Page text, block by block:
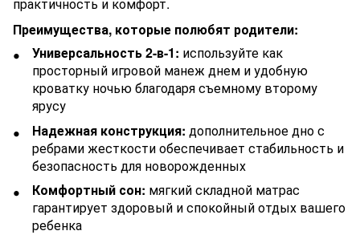
практичность и комфорт.
Преимущества, которые полюбят родители:
Универсальность 2-в-1: используйте как
просторный игровой манеж днем и удобную
кроватку ночью благодаря съемному второму
ярусу
Надежная конструкция: дополнительное дно с
ребрами жесткости обеспечивает стабильность и
безопасность для новорожденных
Комфортный сон: мягкий складной матрас
гарантирует здоровый и спокойный отдых вашего
ребенка